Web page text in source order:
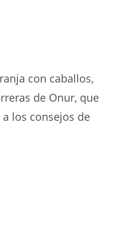
con caballos,
de Onur, que
los consejos de